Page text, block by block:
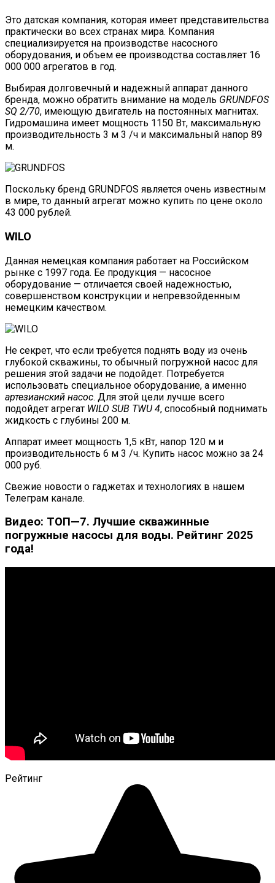
Это датская компания, которая имеет представительства
практически во всех странах мира. Компания
специализируется на производстве насосного
оборудования, и объем ее производства составляет 16
000 000 агрегатов в год.
Выбирая долговечный и надежный аппарат данного
бренда, можно обратить внимание на модель GRUNDFOS
SQ 2/70, имеющую двигатель на постоянных магнитах.
Гидромашина имеет мощность 1150 Вт, максимальную
производительность 3 м 3 /ч и максимальный напор 89
м.
Поскольку бренд GRUNDFOS является очень известным
в мире, то данный агрегат можно купить по цене около
43 000 рублей.
WILO
Данная немецкая компания работает на Российском
рынке с 1997 года. Ее продукция — насосное
оборудование — отличается своей надежностью,
совершенством конструкции и непревзойденным
немецким качеством.
Не секрет, что если требуется поднять воду из очень
глубокой скважины, то обычный погружной насос для
решения этой задачи не подойдет. Потребуется
использовать специальное оборудование, а именно
артезианский насос. Для этой цели лучше всего
подойдет агрегат WILO SUB TWU 4, способный поднимать
жидкость с глубины 200 м.
Аппарат имеет мощность 1,5 кВт, напор 120 м и
производительность 6 м 3 /ч. Купить насос можно за 24
000 руб.
Свежие новости о гаджетах и технологиях в нашем
Телеграм канале.
Видео: ТОП—7. Лучшие скважинные
погружные насосы для воды. Рейтинг 2025
года!
Рейтинг